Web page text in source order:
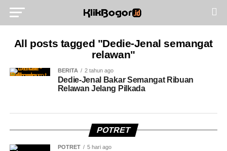
All posts tagged "Dedie-Jenal semangat
relawan"
BERITA 2 tahun ago
Dedie-Jenal Bakar Semangat Ribuan
Relawan Jelang Pilkada
POTRET
POTRET 5 hari ago